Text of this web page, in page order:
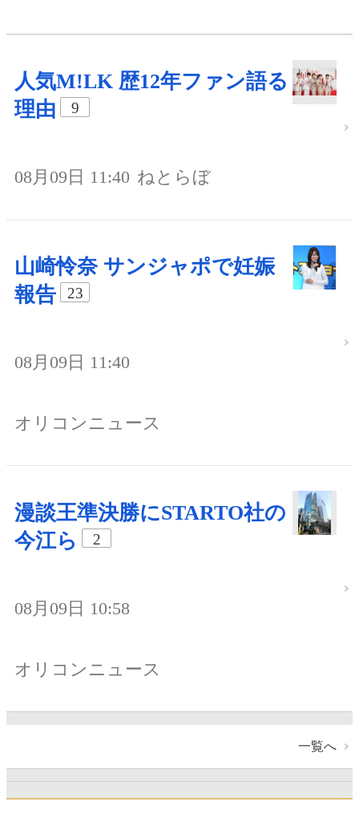
人気M!LK 歴12年ファン語る
理由
9
08月09日 11:40 ねとらぼ
山崎怜奈 サンジャポで妊娠
報告
23
08月09日 11:40
オリコンニュース
漫談王準決勝にSTARTO社の
今江ら
2
08月09日 10:58
オリコンニュース
一覧へ